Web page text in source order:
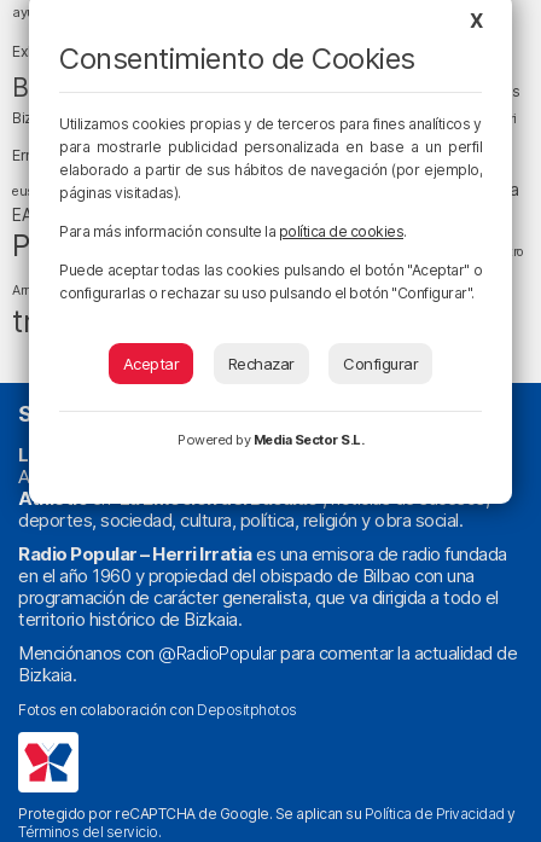
ayuntamiento de Bilbao BEC (Bilbao
Exhibition Center) BilbaoBilbao Basket Bizkaia
Bizkaia y sus comarcas Copa del Rey cultura Cáritas
Bizkaia
Deusto Diócesis de Bilbao Egunon Bizkaia el tiempo Enkarterri
Ernesto Valverde Ertzaintza Euskadi (País Vasco)
euskera fiestas fútbol LaLiga
LaLiga
EA Sports
Política sociedadsucesos Teatro
Arriaga tiempotiempo atmosféricotráfico
tráfico en Bizkaia
SOBRE NOSOTROS
La radio sin cadenas
. Desde 1960 haciendo radio en Bilbao.
Actualidad y
Athletic
deportes, sociedad, cultura, política, religión y obra social.
Radio Popular – Herri Irratiaes una emisora de radio fundada
en el año 1960 y propiedad del obispado de Bilbao con una
programación de carácter generalista, que va dirigida a todo el
territorio histórico de Bizkaia.
Menciónanos con @RadioPopularpara comentar la actualidad de
Bizkaia.
Fotos en colaboración con Depositphotos
Protegido por reCAPTCHA de Google. Se aplican su Política de Privacidad y
Términos del servicio.
X
Consentimiento de Cookies
Utilizamos cookies propias y de terceros para fines analíticos y
para mostrarle publicidad personalizada en base a un perfil
elaborado a partir de sus hábitos de navegación (por ejemplo,
páginas visitadas).
Para más información consulte la política de cookies.
Puede aceptar todas las cookies pulsando el botón "Aceptar" o
configurarlas o rechazar su uso pulsando el botón "Configurar".
Aceptar Rechazar Configurar
Powered by Media Sector S.L.